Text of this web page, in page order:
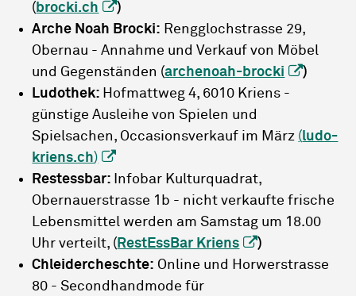
( brocki.ch
)
Arche Noah Brocki: Rengglochstrasse 29,
Obernau - Annahme und Verkauf von Möbel
und Gegenständen (archenoah-brocki
)
Ludothek: Hofmattweg 4, 6010 Kriens -
günstige Ausleihe von Spielen und
Spielsachen, Occasionsverkauf im März (ludo-
kriens.ch)
Restessbar: Infobar Kulturquadrat,
Obernauerstrasse 1b - nicht verkaufte frische
Lebensmittel werden am Samstag um 18.00
Uhr verteilt, ( RestEssBar Kriens
)
Chleidercheschte: Online und Horwerstrasse
80 - Secondhandmode für